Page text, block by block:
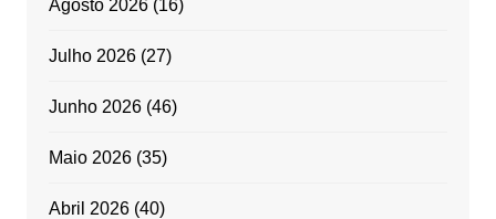
Agosto 2026(16)
Julho 2026(27)
Junho 2026(46)
Maio 2026(35)
Abril 2026(40)